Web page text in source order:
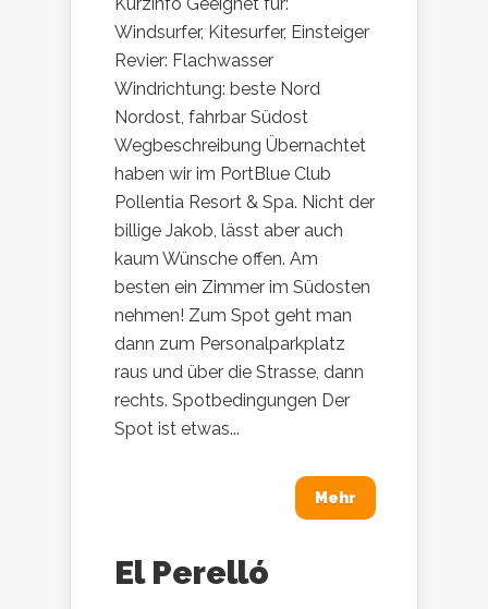
Windsurfer, Kitesurfer, Einsteiger
Revier: Flachwasser
Windrichtung: beste Nord
Nordost, fahrbar Südost
Wegbeschreibung Übernachtet
haben wir im PortBlue Club
Pollentia Resort & Spa. Nicht der
billige Jakob, lässt aber auch
kaum Wünsche offen. Am
besten ein Zimmer im Südosten
nehmen! Zum Spot geht man
dann zum Personalparkplatz
raus und über die Strasse, dann
rechts. Spotbedingungen Der
Spot ist etwas...
Mehr
El Perelló